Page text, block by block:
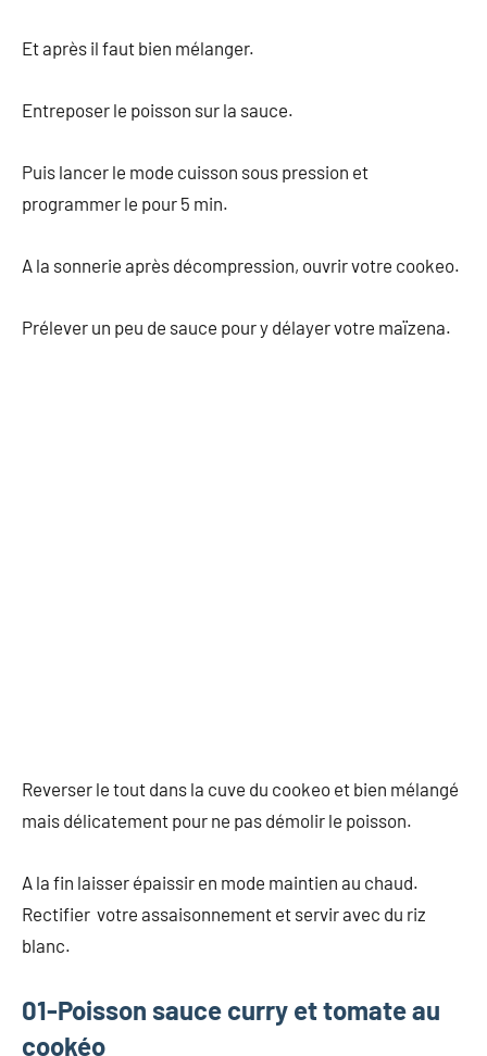
Et après il faut bien mélanger.
Entreposer le poisson sur la sauce.
Puis lancer le mode cuisson sous pression et
programmer le pour 5 min.
A la sonnerie après décompression, ouvrir votre cookeo.
Prélever un peu de sauce pour y délayer votre maïzena.
Reverser le tout dans la cuve du cookeo et bien mélangé
mais délicatement pour ne pas démolir le poisson.
A la fin laisser épaissir en mode maintien au chaud.
Rectifier votre assaisonnement et servir avec du riz
blanc.
01-Poisson sauce curry et tomate au
cookéo